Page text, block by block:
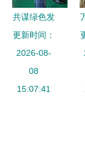
共谋绿色发
展新篇章
加蓬共和国
驻华大使参
观天盛机械
更新时间：
2026-08-
08
15:07:41